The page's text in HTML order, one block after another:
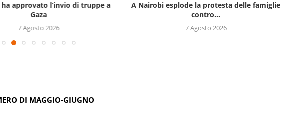
ha approvato l’invio di truppe a
Gaza
7 Agosto 2026
A Nairobi esplode la protesta delle famiglie
contro...
7 Agosto 2026
DI MAGGIO-GIUGNO